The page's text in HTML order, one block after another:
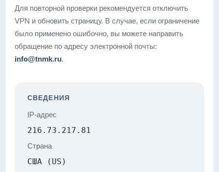
Для повторной проверки рекомендуется отключить
VPN и обновить страницу. В случае, если ограничение
было применено ошибочно, вы можете направить
обращение по адресу электронной почты:
info@tnmk.ru.
СВЕДЕНИЯ
IP-адрес
216.73.217.81
Страна
США (US)